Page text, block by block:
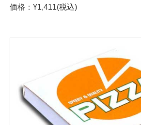
価格：¥1,411(税込)